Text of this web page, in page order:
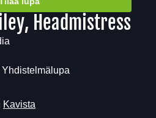
Headmistress
Kavista